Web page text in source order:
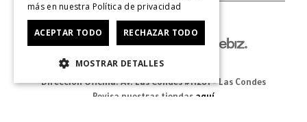
Dirección Oficina: Av. Las Condes #11281 - Las Condes
Revisa nuestras tiendas aquí
más en nuestra Política de privacidad
ACEPTAR TODO RECHAZAR TODO
MOSTRAR DETALLES